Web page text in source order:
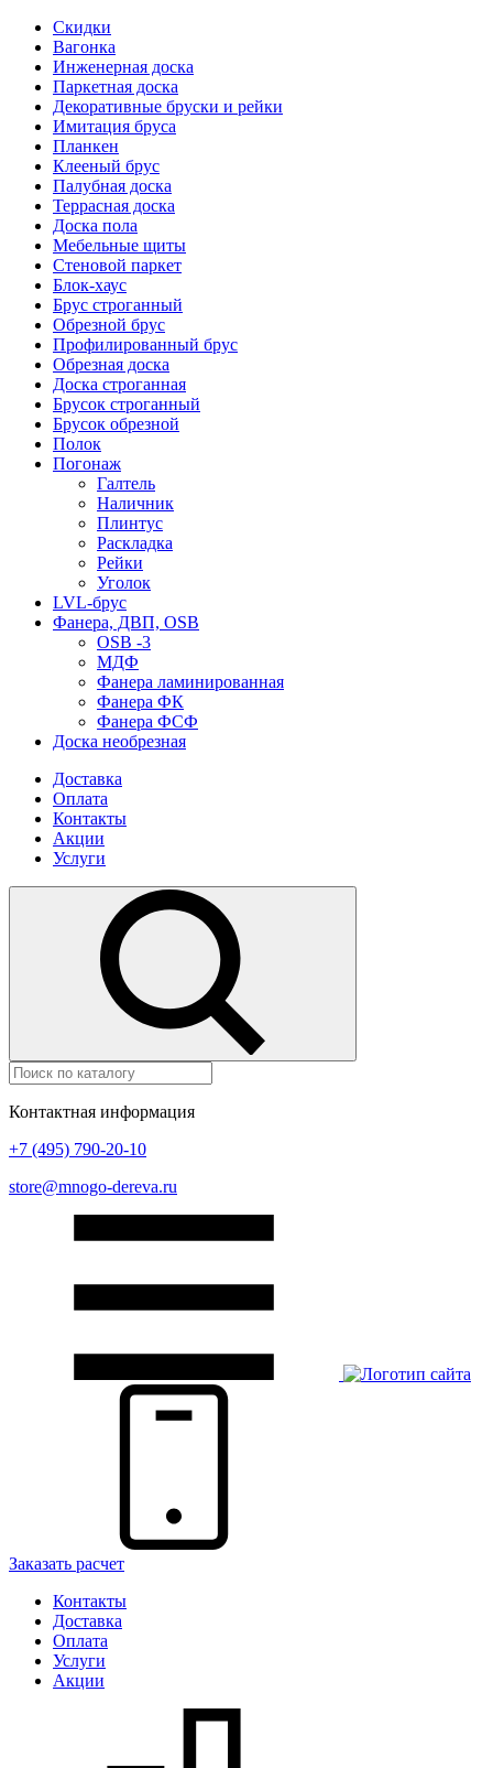
Скидки
Вагонка
Инженерная доска
Паркетная доска
Декоративные бруски и рейки
Имитация бруса
Планкен
Клееный брус
Палубная доска
Террасная доска
Доска пола
Мебельные щиты
Стеновой паркет
Блок-хаус
Брус строганный
Обрезной брус
Профилированный брус
Обрезная доска
Доска строганная
Брусок строганный
Брусок обрезной
Полок
Погонаж
Галтель
Наличник
Плинтус
Раскладка
Рейки
Уголок
LVL-брус
Фанера, ДВП, OSB
OSB -3
МДФ
Фанера ламинированная
Фанера ФК
Фанера ФСФ
Доска необрезная
Доставка
Оплата
Контакты
Акции
Услуги
Контактная информация
+7 (495) 790-20-10
store@mnogo-dereva.ru
Заказать расчет
Контакты
Доставка
Оплата
Услуги
Акции